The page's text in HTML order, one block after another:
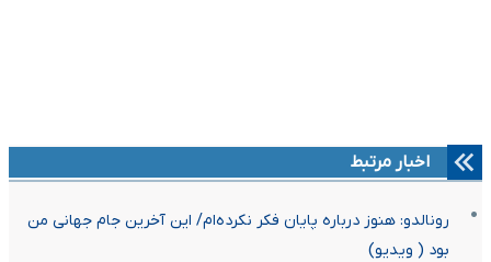
اخبار مرتبط
رونالدو: هنوز درباره پایان فکر نکرده‌ام/ این آخرین جام جهانی من
بود ( ویدیو)